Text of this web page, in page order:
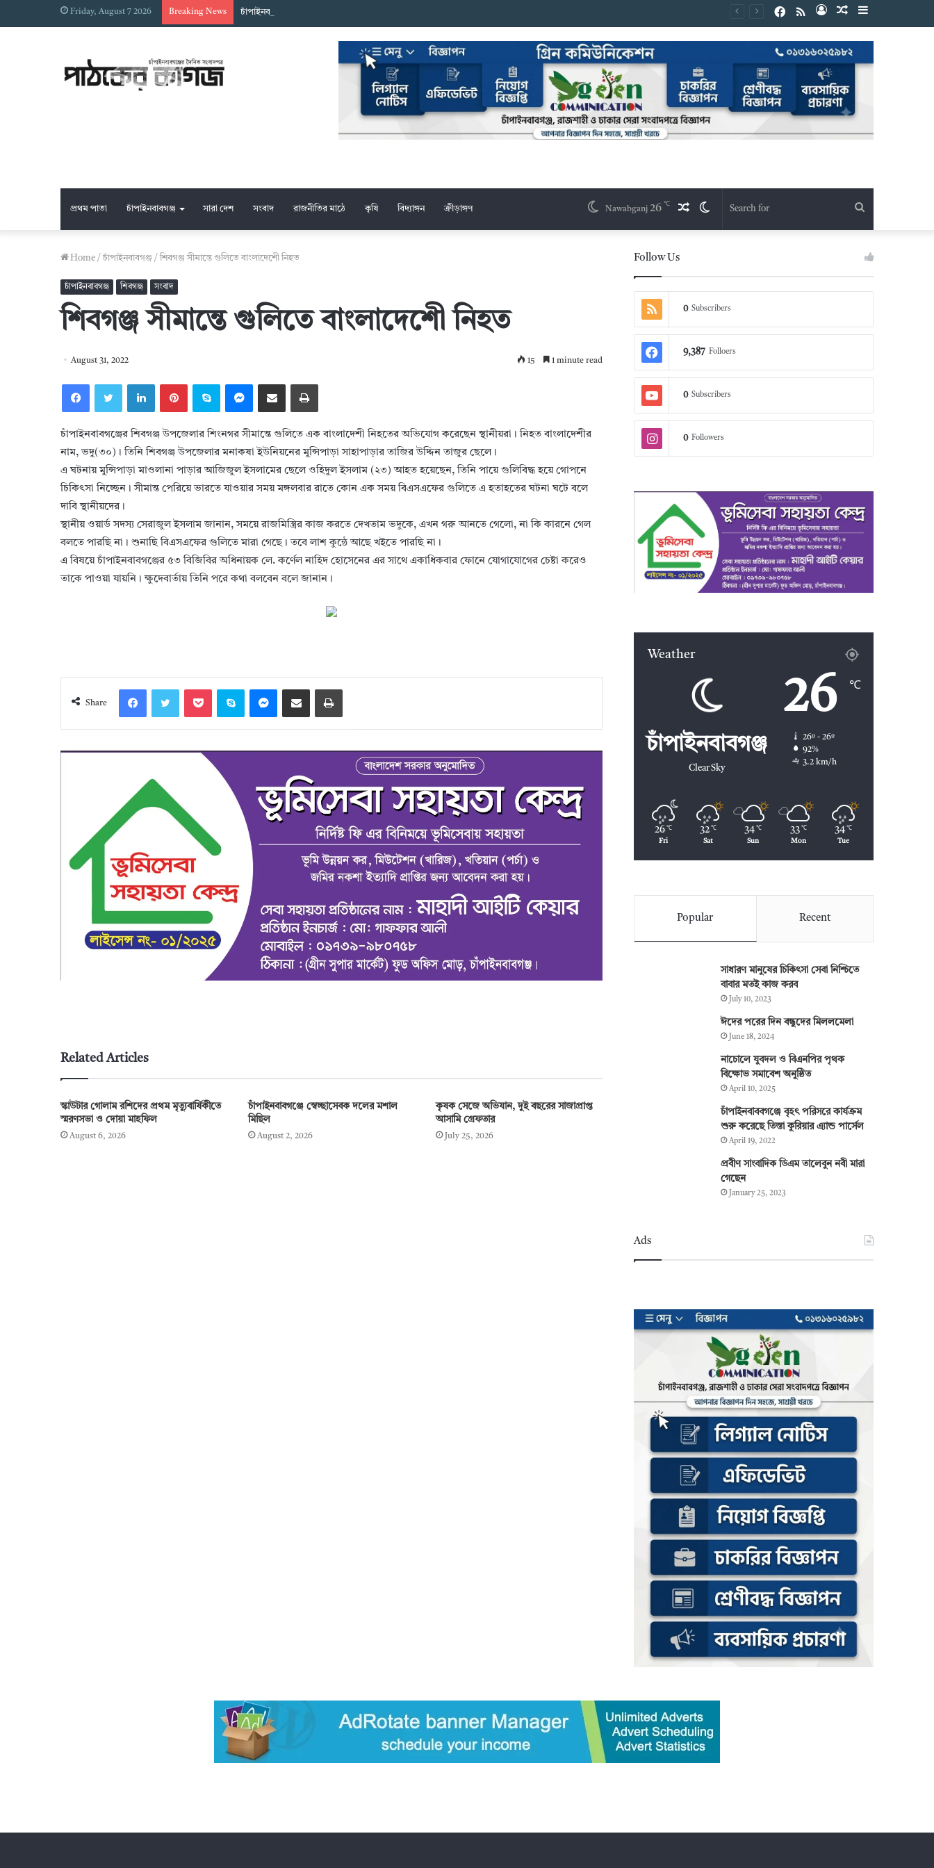
Friday, August 7 2026 Breaking News চাঁপাইনবাবগঞ্জে স্বেচ্ছাসেবক দলের মশাল মিছিল Sidebar
Random
Log
RSS
Facebook
প্রথম পাতা চাঁপাইনবাবগঞ্জ সারা দেশ সংবাদ রাজনীতির মাঠে কৃষি বিদ্যাঙ্গন ক্রীড়াঙ্গণ Switch
Random
Nawabganj 26 ℃
Home / চাঁপাইনবাবগঞ্জ / শিবগঞ্জ সীমান্তে গুলিতে বাংলাদেশেী নিহত
চাঁপাইনবাবগঞ্জ শিবগঞ্জ সংবাদ
শিবগঞ্জ সীমান্তে গুলিতে বাংলাদেশেী নিহত
August 31, 2022 15 1 minute read
FacebookTwitter LinkedInPinterestSkype MessengerShare via Email Print
চাঁপাইনবাবগঞ্জের শিবগঞ্জ উপজেলার শিংনগর সীমান্তে গুলিতে এক বাংলাদেশী নিহতের অভিযোগ করেছেন স্থানীয়রা। নিহত বাংলাদেশীর
নাম, ভদু(৩০)। তিনি শিবগঞ্জ উপজেলার মনাকষা ইউনিয়নের মুন্সিপাড়া সাহাপাড়ার তাজির উদ্দিন তাজুর ছেলে।
এ ঘটনায় মুন্সিপাড়া মাওলানা পাড়ার আজিজুল ইসলামের ছেলে ওহিদুল ইসলাম (২৩) আহত হয়েছেন, তিনি পায়ে গুলিবিদ্ধ হয়ে গোপনে
চিকিৎসা নিচ্ছেন। সীমান্ত পেরিয়ে ভারতে যাওয়ার সময় মঙ্গলবার রাতে কোন এক সময় বিএসএফের গুলিতে এ হতাহতের ঘটনা ঘটে বলে
দাবি স্থানীয়দের।
স্থানীয় ওয়ার্ড সদস্য সেরাজুল ইসলাম জানান, সময়ে রাজমিস্ত্রির কাজ করতে দেখতাম ভদুকে, এখন গরু আনতে গেলো, না কি কারনে গেল
বলতে পারছি না। শুনাছি বিএসএফের গুলিতে মারা গেছে। তবে লাশ কুন্ঠে আছে খইতে পারছি না।
এ বিষয়ে চাঁপাইনবাবগঞ্জের ৫৩ বিজিবির অধিনায়ক লে. কর্ণেল নাহিদ হোসেনের এর সাথে একাধিকবার ফোনে যোগাযোগের চেষ্টা করেও
তাকে পাওয়া যায়নি। ক্ষুদেবার্তায় তিনি পরে কথা বলবেন বলে জানান।
Share
FacebookTwitter Pocket Skype MessengerShare via Email Print
Related Articles
স্কাউটার গোলাম রশিদের প্রথম মৃত্যুবার্ষিকীতে
স্মরণসভা ও দোয়া মাহফিল
August 6, 2026
চাঁপাইনবাবগঞ্জে স্বেচ্ছাসেবক দলের মশাল
মিছিল
August 2, 2026
কৃষক সেজে অভিযান, দুই বছরের সাজাপ্রাপ্ত
আসামি গ্রেফতার
July 25, 2026
Follow Us
0 Subscribers
9,387 Folloers
0 Subscribers
0 Followers
Weather
চাঁপাইনবাবগঞ্জ
Clear Sky
26 ℃
26º - 26º
92%
3.2 km/h
26 ℃
Fri
32 ℃
Sat
34 ℃
Sun
33 ℃
Mon
34 ℃
Tue
Popular Recent
সাধারণ মানুষের চিকিৎসা সেবা নিশ্চিতে
বাবার মতই কাজ করব
July 10, 2023
ঈদের পরের দিন বন্ধুদের মিললমেলা
June 18, 2024
নাচোলে যুবদল ও বিএনপির পৃথক
বিক্ষোভ সমাবেশ অনুষ্ঠিত
April 10, 2025
চাঁপাইনবাববগঞ্জে বৃহৎ পরিসরে কার্যক্রম
শুরু করেছে তিস্তা কুরিয়ার এ্যান্ড পার্সেল
April 19, 2022
প্রবীণ সাংবাদিক ডিএম তালেবুন নবী মারা
গেছেন
January 25, 2023
Ads